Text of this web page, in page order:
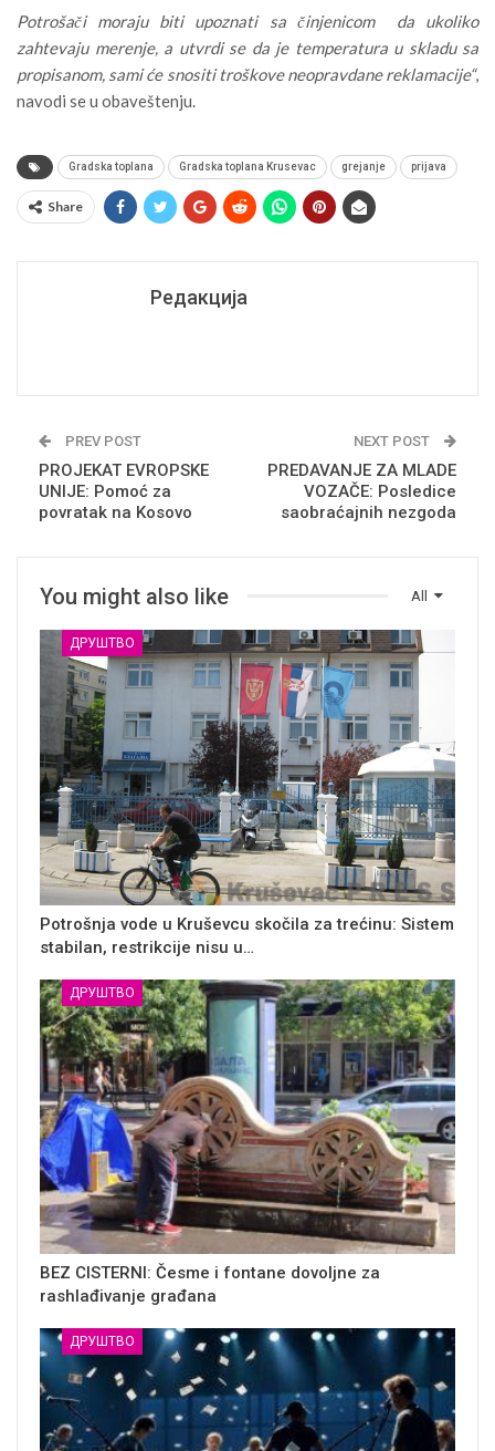
Potrošači moraju biti upoznati sa činjenicom da ukoliko
zahtevaju merenje, a utvrdi se da je temperatura u skladu sa
propisanom, sami će snositi troškove neopravdane reklamacije“,
navodi se u obaveštenju.
Gradska toplana Gradska toplana Krusevac grejanje prijava
Share
Редакција
PREV POST
PROJEKAT EVROPSKE
UNIJE: Pomoć za
povratak na Kosovo
NEXT POST
PREDAVANJE ZA MLADE
VOZAČE: Posledice
saobraćajnih nezgoda
All
You might also like
ДРУШТВО
Potrošnja vode u Kruševcu skočila za trećinu: Sistem
stabilan, restrikcije nisu u…
ДРУШТВО
BEZ CISTERNI: Česme i fontane dovoljne za
rashlađivanje građana
ДРУШТВО